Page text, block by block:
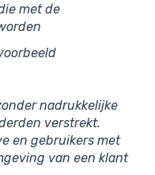
met de
nadrukkelijke
verstrekt.
en gebruikers met
van een klant